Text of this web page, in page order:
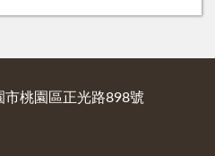
市桃園區正光路898號